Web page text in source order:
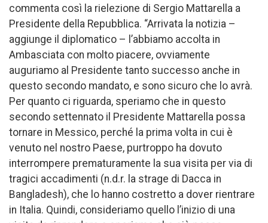
commenta così la rielezione di Sergio Mattarella a
Presidente della Repubblica. “Arrivata la notizia –
aggiunge il diplomatico – l’abbiamo accolta in
Ambasciata con molto piacere, ovviamente
auguriamo al Presidente tanto successo anche in
questo secondo mandato, e sono sicuro che lo avrà.
Per quanto ci riguarda, speriamo che in questo
secondo settennato il Presidente Mattarella possa
tornare in Messico, perché la prima volta in cui è
venuto nel nostro Paese, purtroppo ha dovuto
interrompere prematuramente la sua visita per via di
tragici accadimenti (n.d.r. la strage di Dacca in
Bangladesh), che lo hanno costretto a dover rientrare
in Italia. Quindi, consideriamo quello l’inizio di una